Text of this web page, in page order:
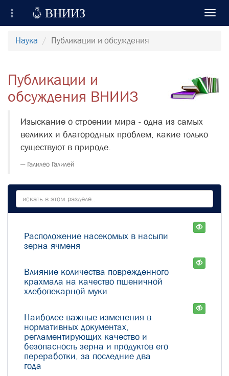
Всероссийский Научно-Исследовательский
 ВНИИЗ
Наука Публикации и обсуждения
Публикации и
обсуждения ВНИИЗ
Изыскание о строении мира - одна из самых
великих и благородных проблем, какие только
существуют в природе.
Галилео Галилей
Расположение насекомых в насыпи
зерна ячменя
Влияние количества поврежденного
крахмала на качество пшеничной
хлебопекарной муки
Наиболее важные изменения в
нормативных документах,
регламентирующих качество и
безопасность зерна и продуктов его
переработки, за последние два
года